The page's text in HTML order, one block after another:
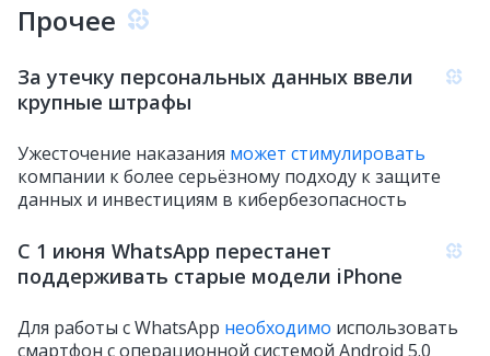
Прочее
За утечку персональных данных ввели
крупные штрафы
Ужесточение наказания может стимулировать
компании к более серьёзному подходу к защите
данных и инвестициям в кибербезопасность
С 1 июня WhatsApp перестанет
поддерживать старые модели iPhone
Для работы с WhatsApp необходимо использовать
смартфон с операционной системой Android 5.0